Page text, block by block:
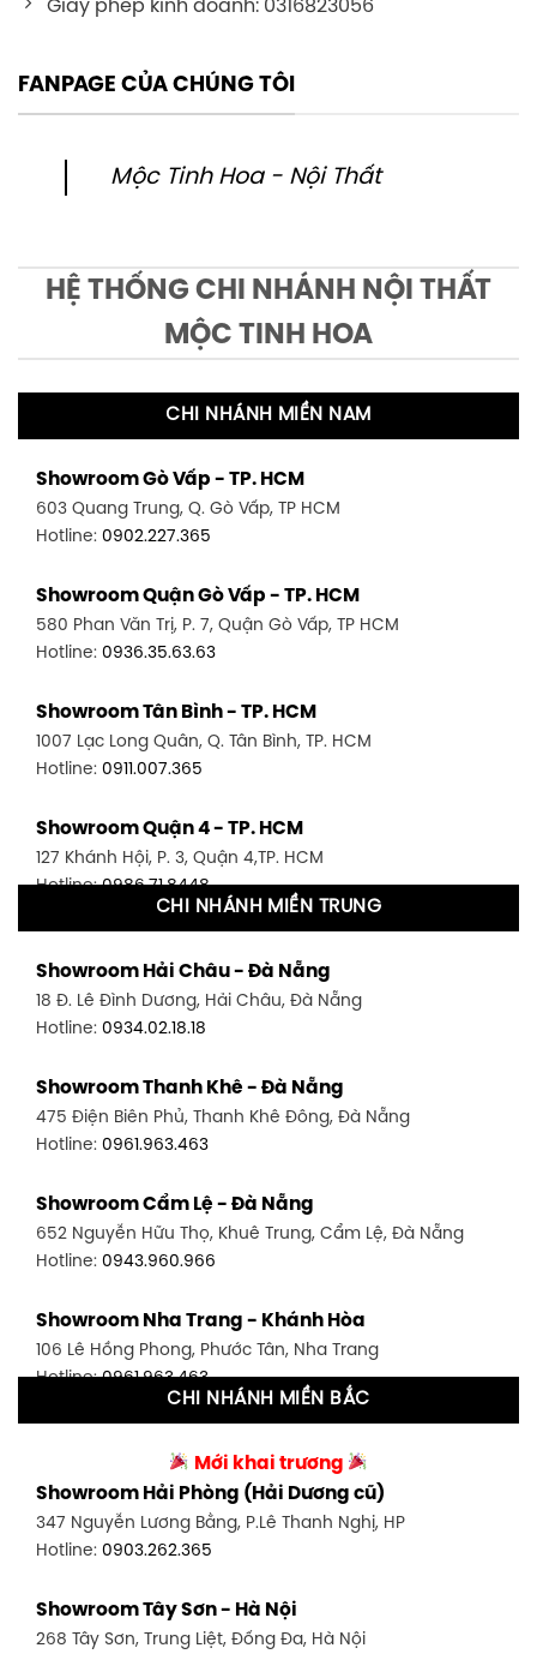
Giấy phép kinh doanh: 0316823056
FANPAGE CỦA CHÚNG TÔI
Mộc Tinh Hoa - Nội Thất
HỆ THỐNG CHI NHÁNH NỘI THẤT
MỘC TINH HOA
CHI NHÁNH MIỀN NAM
Showroom Gò Vấp - TP. HCM
603 Quang Trung, Q. Gò Vấp, TP HCM
Hotline: 0902.227.365
Showroom Quận Gò Vấp - TP. HCM
580 Phan Văn Trị, P. 7, Quận Gò Vấp, TP HCM
Hotline: 0936.35.63.63
Showroom Tân Bình - TP. HCM
1007 Lạc Long Quân, Q. Tân Bình, TP. HCM
Hotline: 0911.007.365
Showroom Quận 4 - TP. HCM
127 Khánh Hội, P. 3, Quận 4,TP. HCM
Hotline:0986.71.8448
1411 Đường 3/2, P. 16, Quận 11, TP. HCM
Hotline:0906.256.759
1448 Huỳnh Tấn Phát, Phú Thuận, Quận 7, TP HCM
Hotline:0946.480.580
348 Đ. Bạch Đằng, P. 14, Bình Thạnh, TP HCM
Hotline:0902.716.230
591 Hoàng Văn Thụ, P. 4, Tân Bình, TP HCM
Hotline:0906.256.759
0986.71.8448
Showroom Thuận An - Bình Dương
66 đường DT743, An Phú, Thuận An, Bình Dương
Showroom Biên Hòa - Đồng Nai
CHI NHÁNH MIỀN TRUNG
Showroom Hải Châu - Đà Nẵng
18 Đ. Lê Đình Dương, Hải Châu, Đà Nẵng
Hotline: 0934.02.18.18
Showroom Thanh Khê - Đà Nẵng
475 Điện Biên Phủ, Thanh Khê Đông, Đà Nẵng
Hotline: 0961.963.463
Showroom Cẩm Lệ - Đà Nẵng
652 Nguyễn Hữu Thọ, Khuê Trung, Cẩm Lệ, Đà Nẵng
Hotline: 0943.960.966
Showroom Nha Trang - Khánh Hòa
106 Lê Hồng Phong, Phước Tân, Nha Trang
Hotline:0961.963.463
27-29 Nguyễn Sỹ Sách, Hưng Bình, TP Vinh, Nghệ An
Hotline:0943.960.966
Showroom Buôn Ma Thuột
Hotline:0934.02.18.18
CHI NHÁNH MIỀN BẮC
Mới khai trương
Showroom Hải Phòng (Hải Dương cũ)
347 Nguyễn Lương Bằng, P.Lê Thanh Nghị, HP
Hotline: 0903.262.365
Showroom Tây Sơn - Hà Nội
268 Tây Sơn, Trung Liệt, Đống Đa, Hà Nội